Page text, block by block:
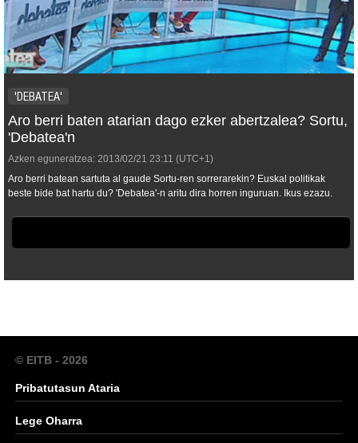
'DEBATEA'
Aro berri baten atarian dago ezker abertzalea? Sortu,
'Debatea'n
Azken eguneratzea: 2013/02/21 23:11 (UTC+1)
Aro berri batean sartuta al gaude Sortu-ren sorrerarekin? Euskal politikak
beste bide bat hartu du? 'Debatea'-n aritu dira horren inguruan. Ikus ezazu.
© EITB - 2026
Pribatutasun Ataria
Lege Oharra